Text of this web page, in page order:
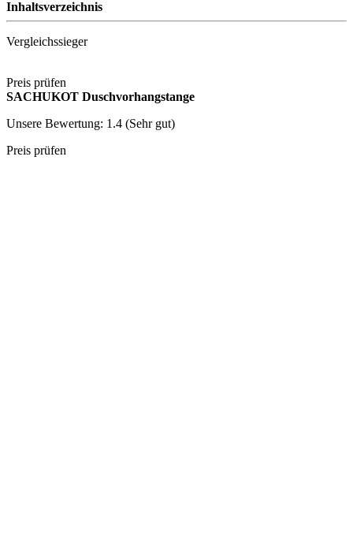
Inhaltsverzeichnis
Vergleichssieger
Preis prüfen
SACHUKOT Duschvorhangstange
Unsere Bewertung: 1.4 (Sehr gut)
Preis prüfen